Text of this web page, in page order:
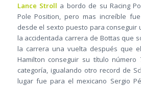
Lance Stroll a bordo de su Racing
Pole Position, pero mas increíble
desde el sexto puesto para conseguir
la accidentada carrera de Bottas que
la carrera una vuelta después que
Hamilton conseguir su título
categoría, igualando otro record de
lugar fue para el mexicano Sergio